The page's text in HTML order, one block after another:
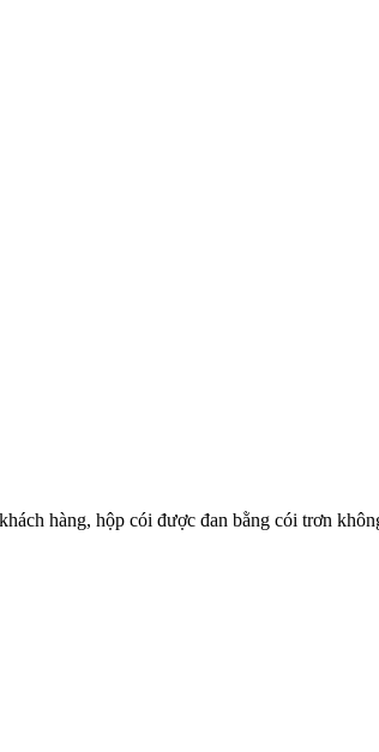
hàng, hộp cói được đan bằng cói trơn